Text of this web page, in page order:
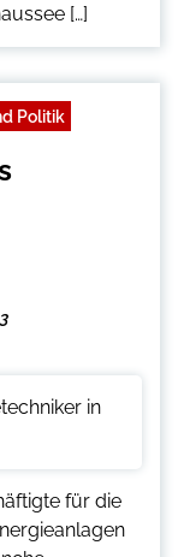
[…]
Politik
für die